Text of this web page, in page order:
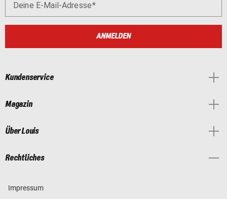
Deine E-Mail-Adresse
ANMELDEN
Kundenservice
Magazin
Über Louis
Rechtliches
Impressum